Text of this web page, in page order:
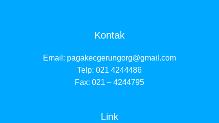
Kontak
Email: pagakecgerungorg@gmail.com
Telp: 021 4244486
Fax: 021 – 4244795
Link